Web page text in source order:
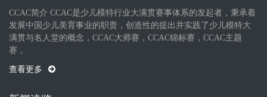
CCAC简介 CCAC是少儿模特行业大满贯赛事体系的发起者，秉承着
发展中国少儿美育事业的职责，创造性的提出并实践了少儿模特大
满贯与名人堂的概念，CCAC大师赛，CCAC锦标赛，CCAC主题
赛，
查看更多